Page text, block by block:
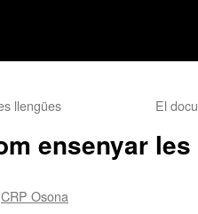
llengües El
ensenyar
CRP Osona